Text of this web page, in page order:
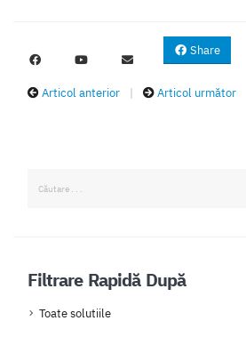
Share
Articol anterior Articol următor
Filtrare Rapidă După
Toate solutiile